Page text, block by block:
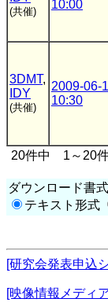
(共催)
10:00
3DMT,
IDY
(共催)
2009-06-
10:30
20件中 1～20件
ダウンロード書
テキスト形式
[研究会発表申込
[映像情報メディ